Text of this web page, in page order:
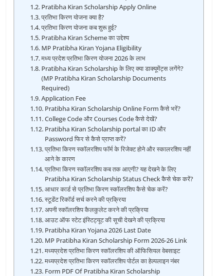
Pratibha Kiran Scholarship Apply Online
प्रतिभा किरण योजना क्या है?
प्रतिभा किरण योजना कब शुरू हुई?
Pratibha Kiran Scheme का उद्देश्य
MP Pratibha Kiran Yojana Eligibility
मध्य प्रदेश प्रतिभा किरण योजना 2026 के लाभ
Pratibha Kiran Scholarship के लिए क्या डाक्यूमेंट्स लगेंगे?
(MP Pratibha Kiran Scholarship Documents
Required)
Application Fee
Pratibha Kiran Scholarship Online Form कैसे भरें?
College Code और Courses Code कैसे देखें?
Pratibha Kiran Scholarship portal का ID और
Password फिर से कैसे प्राप्त करें?
प्रतिभा किरण स्कॉलरशिप फॉर्म के रिजेक्ट होने और स्कालरशिप नहीं
आने के कारण
प्रतिभा किरण स्कॉलरशिप कब तक आएगी? यह देखने के लिए
Pratibha Kiran Scholarship Status Check कैसे चेक करें?
आधार कार्ड से प्रतिभा किरण स्कॉलरशिप कैसे चेक करें?
स्टूडेंट रिकॉर्ड सर्च करने की प्रक्रिया
अपनी स्कॉलरशिप कैलकुलेट करने की प्रक्रिया
आउट ऑफ स्टेट इंस्टिट्यूट की सूची देखने की प्रक्रिया
Pratibha Kiran Yojana 2026 Last Date
MP Pratibha Kiran Scholarship Form 2026-26 Link
मध्यप्रदेश प्रतिभा किरण स्कॉलरशिप की ऑफिसियल वेबसाइट
मध्यप्रदेश प्रतिभा किरण स्कॉलरशिप पोर्टल का हेल्पलाइन नंबर
Form PDF Of Pratibha Kiran Scholarship